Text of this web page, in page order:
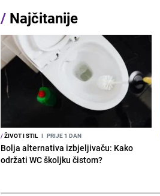
/ Najčitanije
/ŽIVOT I STIL I PRIJE 1 DAN
Bolja alternativa izbjeljivaču: Kako
održati WC školjku čistom?